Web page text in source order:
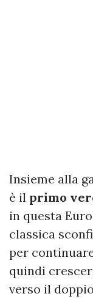
Insieme alla
è il primo
in questa
classica
per
quindi
verso il